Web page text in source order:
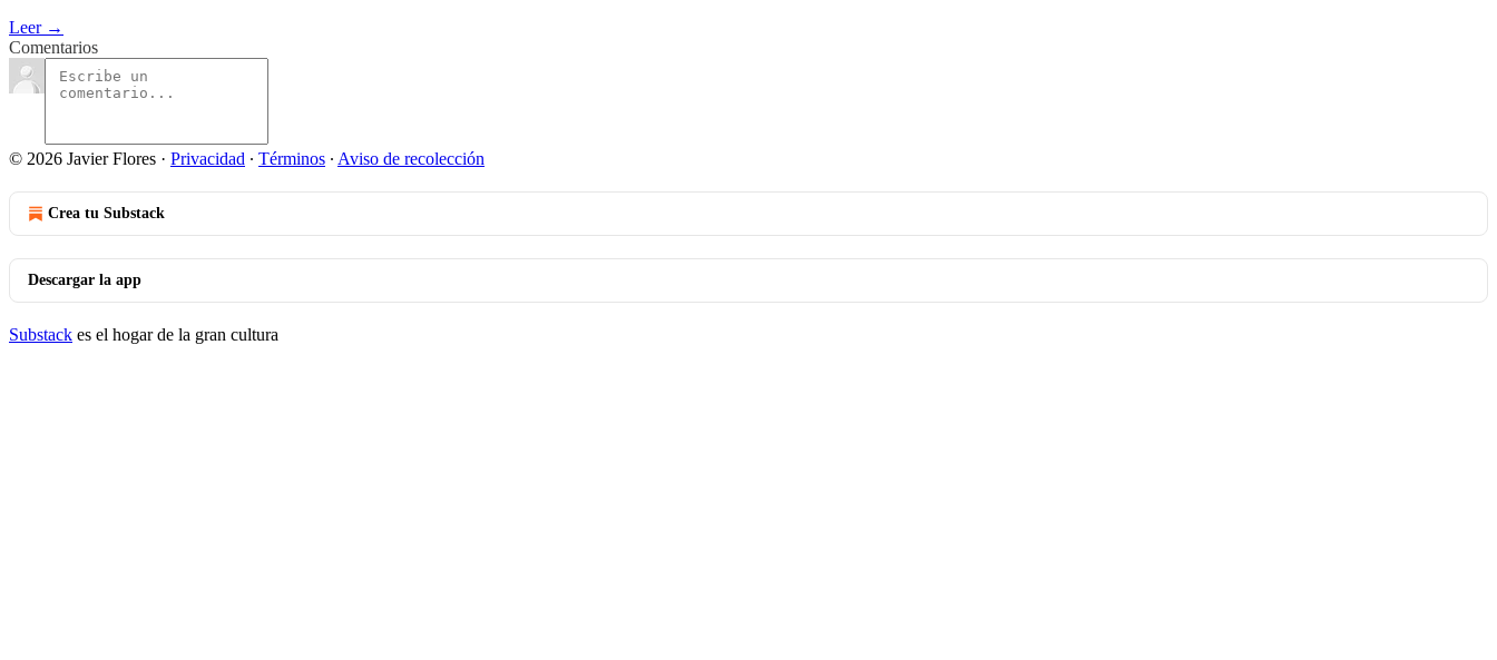
Leer →
Comentarios
© 2026 Javier Flores · Privacidad ∙ Términos ∙ Aviso de recolección
Crea tu Substack
Descargar la app
Substack es el hogar de la gran cultura